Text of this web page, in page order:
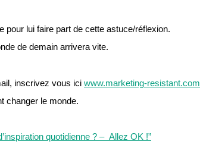
pour lui faire part de cette astuce/réflexion.
de demain arrivera vite.
inscrivez vous ici www.marketing-resistant.com
changer le monde.
quotidienne ? –  Allez OK !”